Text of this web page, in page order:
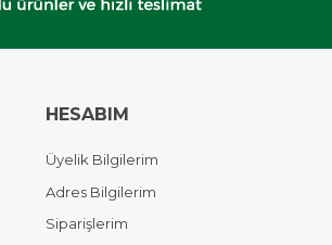
HESABIM
Üyelik Bilgilerim
Adres Bilgilerim
Siparişlerim